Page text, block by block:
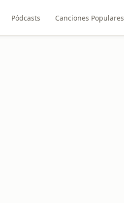
Pódcasts Canciones Populares